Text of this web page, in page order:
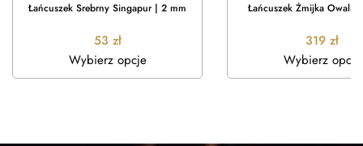
Łańcuszek Srebrny Singapur | 2 mm
53 zł
Wybierz opcje
Łańcuszek Żmijka
319 zł
Wybierz opcje